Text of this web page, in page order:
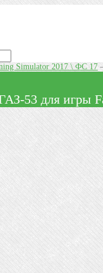
Simulator 2017 \ ФС 17
53 для игры